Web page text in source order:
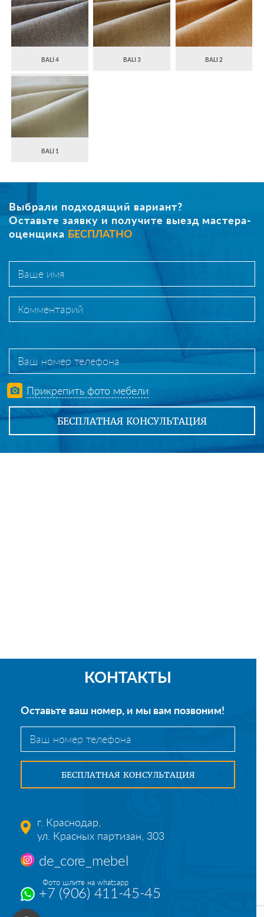
BALI 4 BALI 3 BALI 2
BALI 1
Выбрали подходящий вариант?
Оставьте заявку и получите выезд мастера-
оценщика БЕСПЛАТНО
Прикрепить фото мебели
КОНТАКТЫ
Оставьте ваш номер, и мы вам позвоним!
г. Краснодар,
ул. Красных партизан, 303
de_core_mebel
Фото шлите на whatsapp
+7 (906) 411-45-45